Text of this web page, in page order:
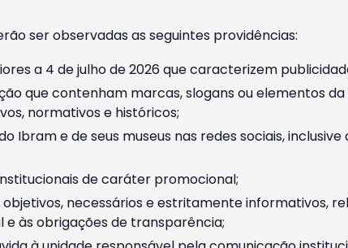
ser observadas as seguintes providências:
a 4 de julho de 2026 que caracterizem
que contenham marcas, slogans ou elementos
normativos e históricos;
Ibram e de seus museus nas redes sociais,
de caráter promocional;
necessários e estritamente informativos,
às obrigações de transparência;